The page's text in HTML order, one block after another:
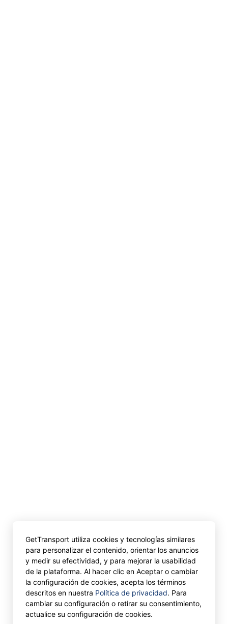
GetTransport utiliza cookies y tecnologías similares
para personalizar el contenido, orientar los anuncios
y medir su efectividad, y para mejorar la usabilidad
de la plataforma. Al hacer clic en Aceptar o cambiar
la configuración de cookies, acepta los términos
descritos en nuestra Política de privacidad. Para
cambiar su configuración o retirar su consentimiento,
actualice su configuración de cookies.